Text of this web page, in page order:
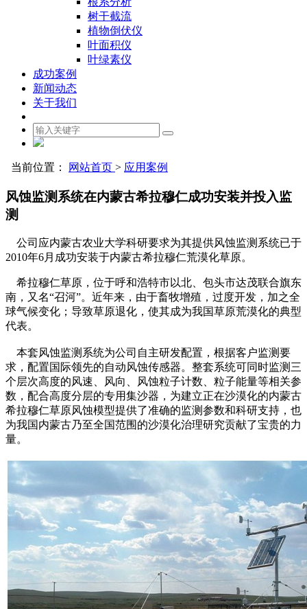
树干截流
植物倒伏仪
叶面积仪
叶绿素仪
成功案例
新闻动态
关于我们
当前位置： 网站首页 > 应用案例
风蚀监测系统在内蒙古希拉穆仁成功安装并投入监
测
公司应内蒙古农业大学科研要求为其提供风蚀监测系统已于
2010年6月成功安装于内蒙古希拉穆仁荒漠化草原。
希拉穆仁草原，位于呼和浩特市以北、包头市达茂联合旗东
南，又名“召河”。近年来，由于畜牧增殖，过度开发，加之全
球气候变化；导致草原退化，使其成为我国草原荒漠化的典型
代表。
本套风蚀监测系统为公司自主研发配置，根据客户监测要
求，配置国际领先的自动风蚀传感器。整套系统可同时监测三
个层次高度的风速、风向、风蚀粒子计数、粒子能量等相关参
数，配合高度分层的专用集沙器，为建立正在沙漠化的内蒙古
希拉穆仁草原风蚀模型提供了准确的监测参数和科研支持，也
为我国内蒙古乃至全国范围的沙漠化治理研究贡献了宝贵的力
量。